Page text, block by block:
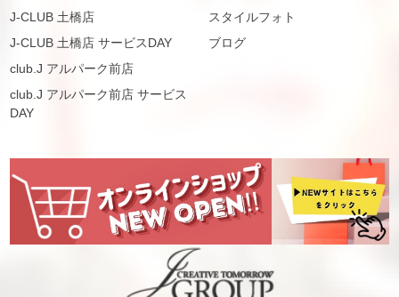
J-CLUB 土橋店
J-CLUB 土橋店 サービスDAY
club.J アルパーク前店
club.J アルパーク前店 サービス
DAY
スタイルフォト
ブログ